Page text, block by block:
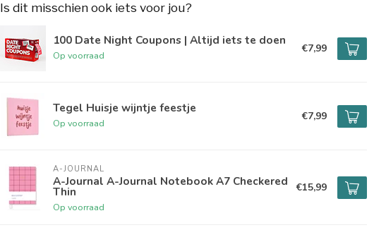
Is dit misschien ook iets voor jou?
100 Date Night Coupons | Altijd iets te doen
Op voorraad
€7,99
Tegel Huisje wijntje feestje
Op voorraad
€7,99
A-JOURNAL
A-Journal A-Journal Notebook A7 Checkered
Thin
Op voorraad
€15,99